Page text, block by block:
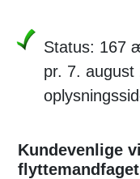
Status: 167
pr. 7. august
Kundevenlige